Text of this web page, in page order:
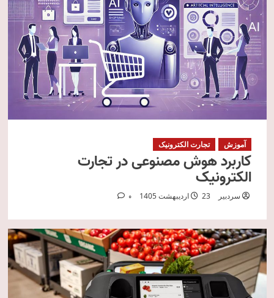
آموزش تجارت الکترونیک
کاربرد هوش مصنوعی در تجارت
الکترونیک
سردبیر 23 اردیبهشت 1405 0